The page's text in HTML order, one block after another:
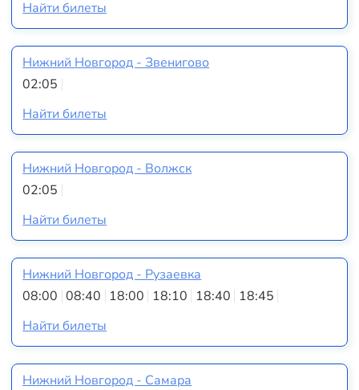
Найти билеты
Нижний Новгород - Звенигово
02:05
Найти билеты
Нижний Новгород - Волжск
02:05
Найти билеты
Нижний Новгород - Рузаевка
08:00 08:40 18:00 18:10 18:40 18:45
Найти билеты
Нижний Новгород - Самара